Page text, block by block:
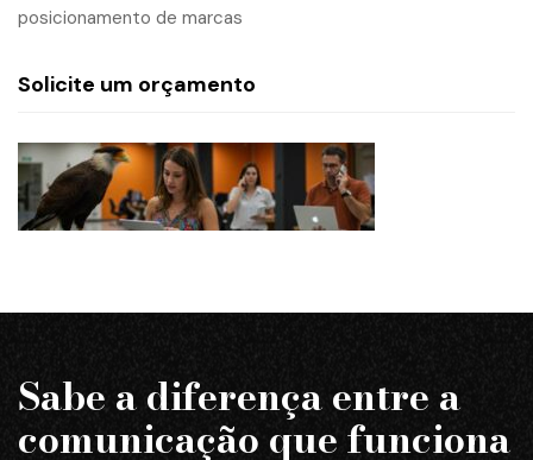
posicionamento de marcas
Solicite um orçamento
Sabe a diferença entre a
comunicação que funciona